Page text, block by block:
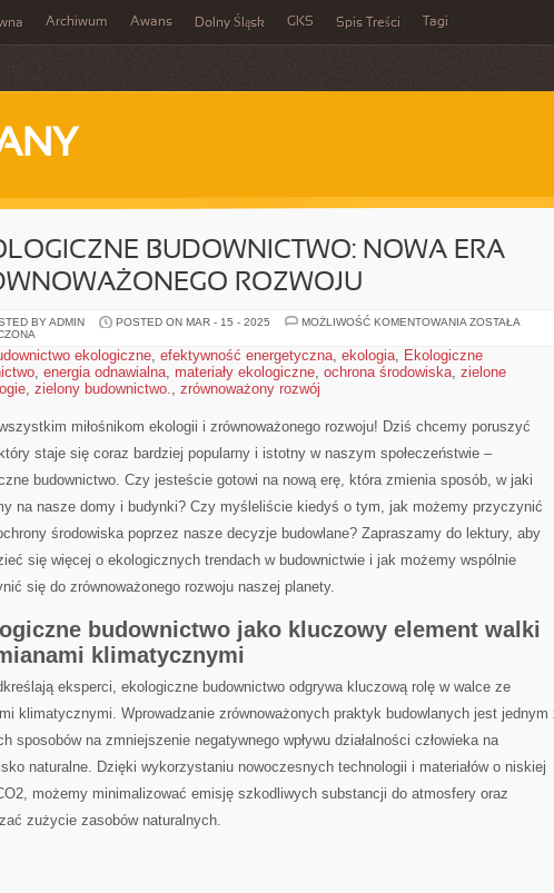
Archiwum Awans Dolny Śląsk GKS Spis Treści Tagi
BUDOWNICTWO: NOWA ERA
ROZWOJU
BY ADMIN POSTED ON MAR - 15 - 2025 MOŻLIWOŚĆ KOMENTOWANIA EKOLOGICZNE
ERA
ZOSTAŁA
ekologiczne, efektywność energetyczna, ekologia, Ekologiczne
, energia odnawialna, materiały ekologiczne, ochrona środowiska, zielone
, zielony budownictwo., zrównoważony rozwój
miłośnikom ekologii i⁤ zrównoważonego rozwoju! Dziś chcemy poruszyć
staje ‍się coraz bardziej popularny i istotny w naszym ⁤społeczeństwie –
budownictwo. Czy jesteście gotowi na nową erę, która zmienia sposób, w​ jaki
na ‌nasze domy i budynki? Czy myśleliście ⁣kiedyś o tym, jak możemy przyczynić
środowiska ⁢poprzez ⁢nasze decyzje budowlane? Zapraszamy⁢ do lektury, aby
się więcej o ekologicznych trendach w budownictwie⁤ i jak⁤ możemy ‍wspólnie
⁣się do ​zrównoważonego rozwoju ‍naszej ⁤planety.
⁣budownictwo jako ‌kluczowy element walki
klimatycznymi
eksperci, ekologiczne budownictwo odgrywa kluczową rolę​ w walce ze‍
klimatycznymi. Wprowadzanie zrównoważonych praktyk budowlanych jest jednym
sposobów na zmniejszenie​ negatywnego wpływu działalności człowieka na
naturalne. Dzięki ⁢wykorzystaniu nowoczesnych‍ technologii i⁤ materiałów ⁢o ‍niskiej
możemy minimalizować emisję ‌szkodliwych⁤ substancji do atmosfery oraz
zużycie⁢ zasobów‌ naturalnych.